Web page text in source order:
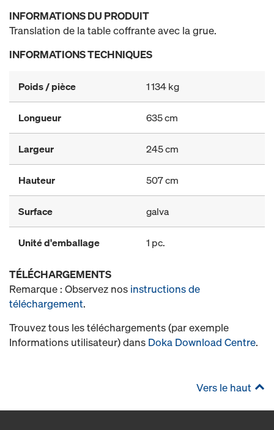
INFORMATIONS DU PRODUIT
Translation de la table coffrante avec la grue.
INFORMATIONS TECHNIQUES
Poids / pièce 1 134 kg
Longueur 635 cm
Largeur 245 cm
Hauteur 507 cm
Surface galva
Unité d'emballage 1 pc.
TÉLÉCHARGEMENTS
Remarque : Observez nos instructions de
téléchargement.
Trouvez tous les téléchargements (par exemple
Informations utilisateur) dans Doka Download Centre.
Vers le haut